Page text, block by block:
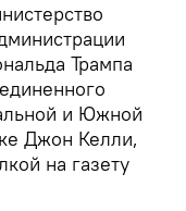
Трампа
и Южной
Джон Келли,
на газету